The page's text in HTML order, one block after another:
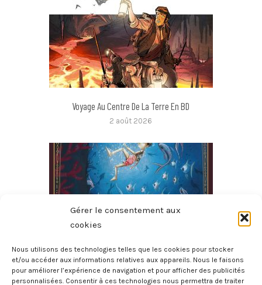
Gérer le consentement aux
cookies
Nous utilisons des technologies telles que les cookies pour stocker
et/ou accéder aux informations relatives aux appareils. Nous le faisons
pour améliorer l’expérience de navigation et pour afficher des publicités
personnalisées. Consentir à ces technologies nous permettra de traiter
Voyage Au Centre De La Terre En BD
2 août 2026
Les Aventures De Pinocchio